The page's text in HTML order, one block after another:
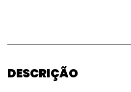
DESCRIÇÃO